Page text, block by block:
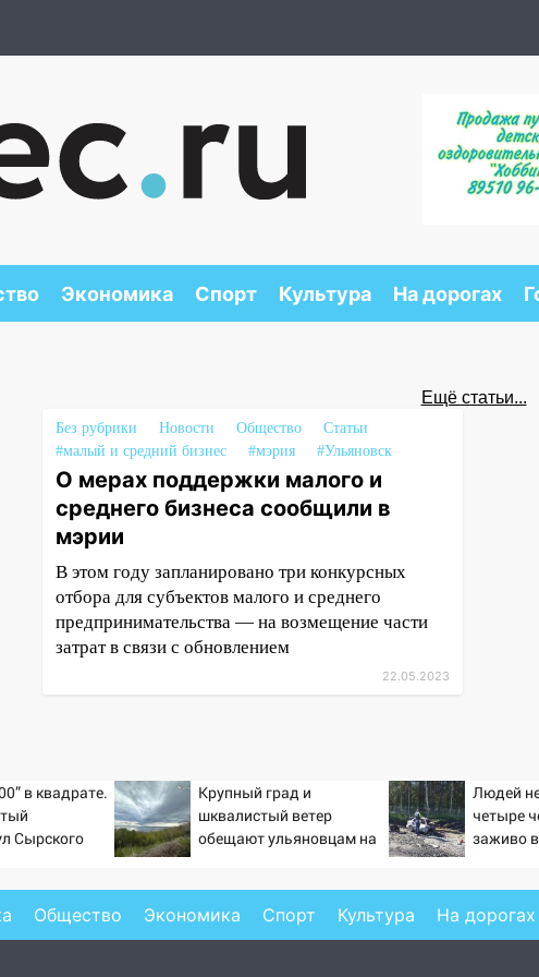
Экономика Спорт Культура На дорогах
Ещё статьи...
Без рубрики Новости Общество
Статьи
#малый и средний бизнес
#мэрия #Ульяновск
О мерах поддержки малого и
среднего бизнеса сообщили в
мэрии
В этом году запланировано три конкурсных
отбора для субъектов малого и среднего
предпринимательства — на возмещение части
затрат в связи с обновлением
22.05.2023
в квадрате.
Сырского
Крупный град и
шквалистый ветер
обещают ульяновцам на
Людей
четыре
заживо
Общество Экономика Спорт Культура На дорогах